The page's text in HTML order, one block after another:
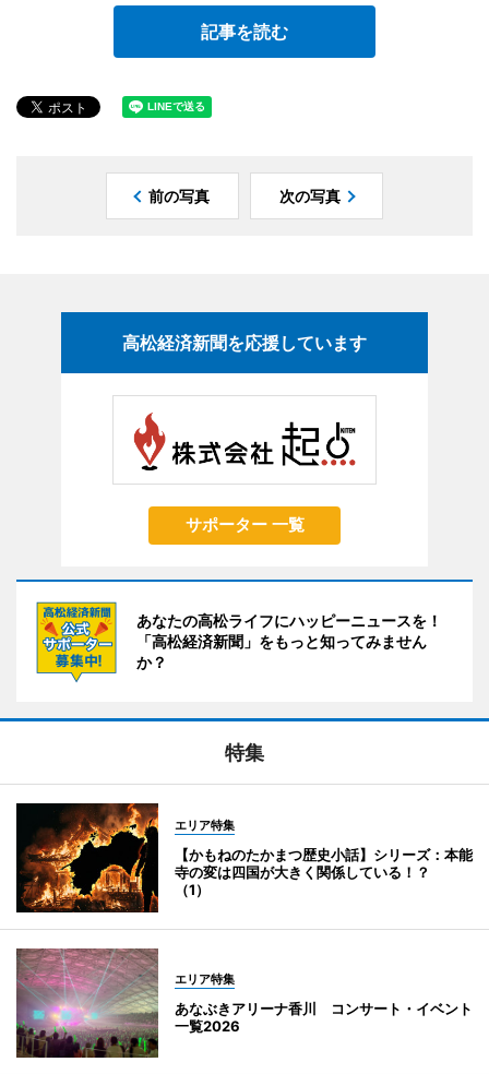
記事を読む
前の写真 次の写真
高松経済新聞を応援しています
サポーター 一覧
あなたの高松ライフにハッピーニュースを！
「高松経済新聞」をもっと知ってみません
か？
特集
エリア特集
【かもねのたかまつ歴史小話】シリーズ：本能
寺の変は四国が大きく関係している！？
（1）
エリア特集
あなぶきアリーナ香川 コンサート・イベント
一覧2026